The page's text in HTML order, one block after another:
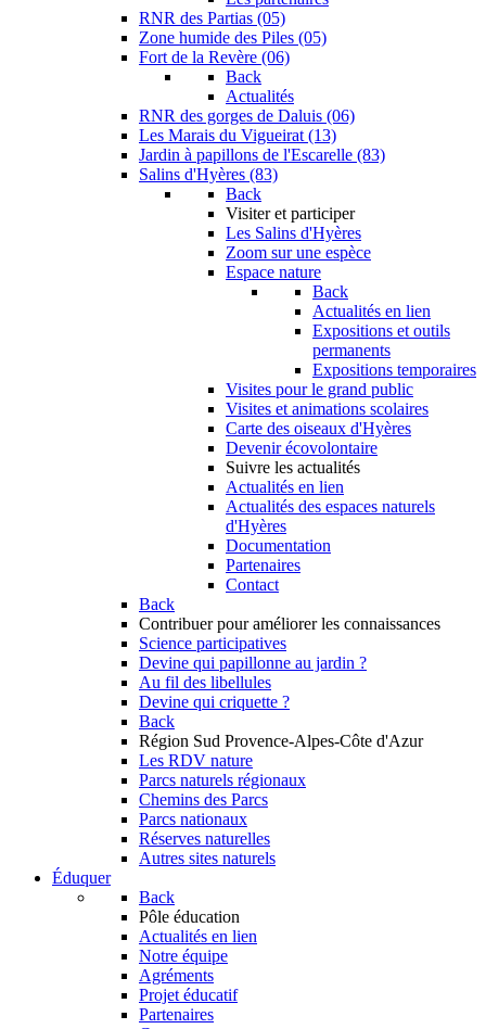
RNR des Partias (05)
Zone humide des Piles (05)
Fort de la Revère (06)
Back
Actualités
RNR des gorges de Daluis (06)
Les Marais du Vigueirat (13)
Jardin à papillons de l'Escarelle (83)
Salins d'Hyères (83)
Back
Visiter et participer
Les Salins d'Hyères
Zoom sur une espèce
Espace nature
Back
Actualités en lien
Expositions et outils
permanents
Expositions temporaires
Visites pour le grand public
Visites et animations scolaires
Carte des oiseaux d'Hyères
Devenir écovolontaire
Suivre les actualités
Actualités en lien
Actualités des espaces naturels
d'Hyères
Documentation
Partenaires
Contact
Back
Contribuer pour améliorer les connaissances
Science participatives
Devine qui papillonne au jardin ?
Au fil des libellules
Devine qui criquette ?
Back
Région Sud Provence-Alpes-Côte d'Azur
Les RDV nature
Parcs naturels régionaux
Chemins des Parcs
Parcs nationaux
Réserves naturelles
Autres sites naturels
Éduquer
Back
Pôle éducation
Actualités en lien
Notre équipe
Agréments
Projet éducatif
Partenaires